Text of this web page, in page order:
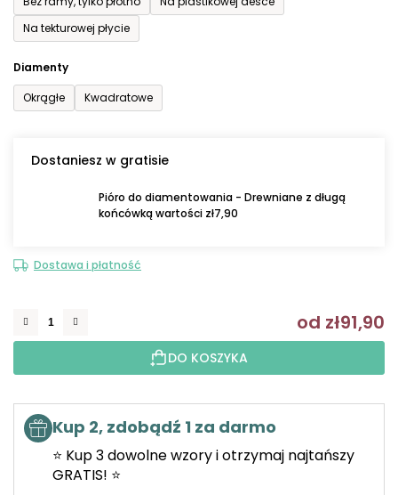
Na tekturowej płycie
Diamenty
Okrągłe
Kwadratowe
Dostaniesz w gratisie
Pióro do diamentowania - Drewniane z długą
końcówką wartości zł7,90
Dostawa i płatność
od zł91,90
DO KOSZYKA
Kup 2, zdobądź 1 za darmo
⭐ Kup 3 dowolne wzory i otrzymaj najtańszy
GRATIS! ⭐